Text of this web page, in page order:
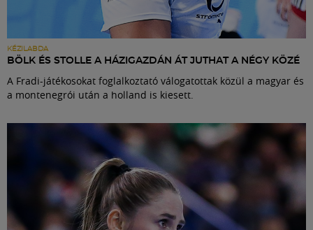
KÉZILABDA
BÖLK ÉS STOLLE A HÁZIGAZDÁN ÁT JUTHAT A NÉGY KÖZÉ
A Fradi-játékosokat foglalkoztató válogatottak közül a magyar és
a montenegrói után a holland is kiesett.